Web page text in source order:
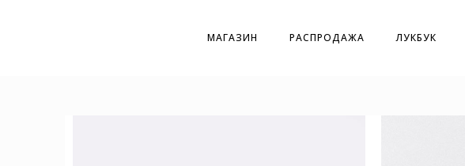
МАГАЗИН РАСПРОДАЖА ЛУКБУК